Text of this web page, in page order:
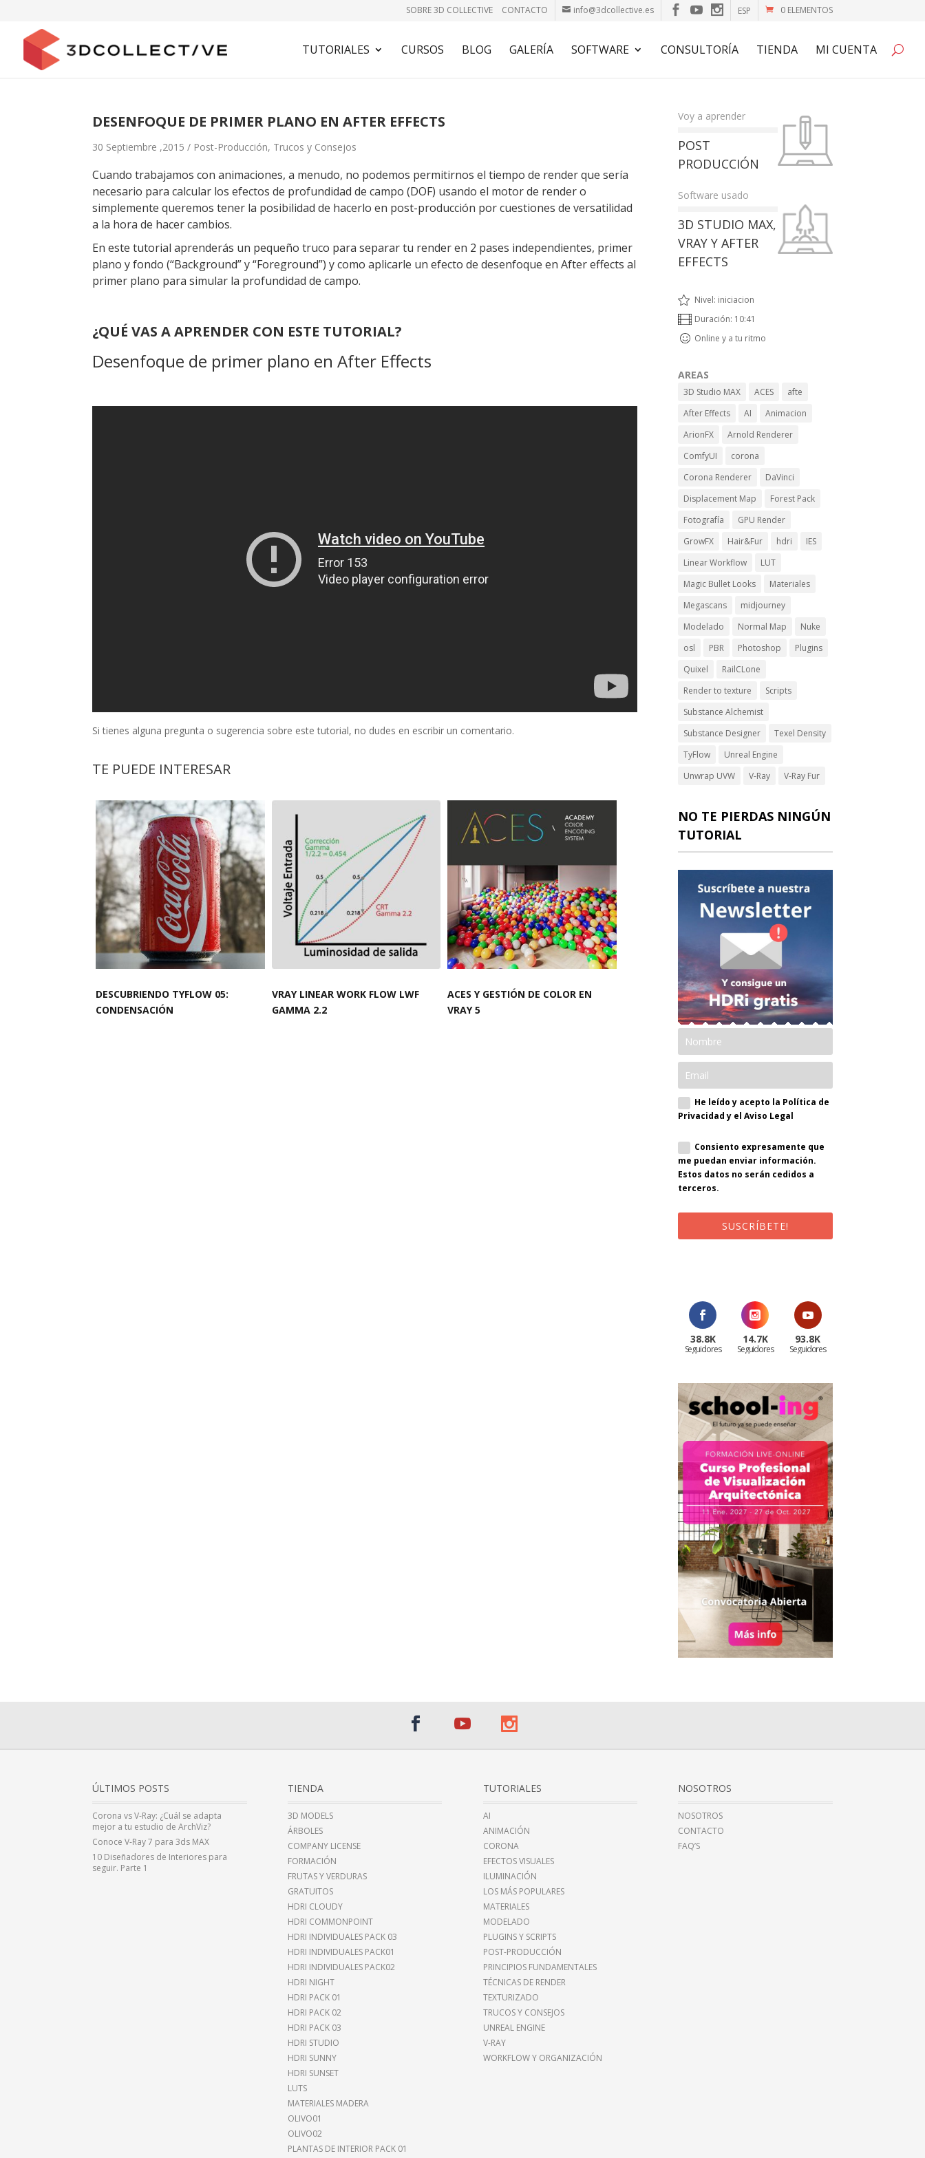
0 ELEMENTOS
ESP
info@3dcollective.es
SOBRE 3D COLLECTIVE CONTACTO
TUTORIALES CURSOS BLOG GALERÍA SOFTWARE CONSULTORÍA TIENDA MI CUENTA
DESENFOQUE DE PRIMER PLANO EN AFTER EFFECTS
30 Septiembre ,2015 / Post-Producción, Trucos y Consejos
Cuando trabajamos con animaciones, a menudo, no podemos permitirnos el tiempo de render que sería
necesario para calcular los efectos de profundidad de campo (DOF) usando el motor de render o
simplemente queremos tener la posibilidad de hacerlo en post-producción por cuestiones de versatilidad
a la hora de hacer cambios.
En este tutorial aprenderás un pequeño truco para separar tu render en 2 pases independientes, primer
plano y fondo (“Background” y “Foreground”) y como aplicarle un efecto de desenfoque en After effects al
primer plano para simular la profundidad de campo.
¿QUÉ VAS A APRENDER CON ESTE TUTORIAL?
Desenfoque de primer plano en After Effects
Si tienes alguna pregunta o sugerencia sobre este tutorial, no dudes en escribir un comentario.
TE PUEDE INTERESAR
DESCUBRIENDO TYFLOW 05:
CONDENSACIÓN
VRAY LINEAR WORK FLOW LWF
GAMMA 2.2
ACES Y GESTIÓN DE COLOR EN
VRAY 5
Voy a aprender
POST
PRODUCCIÓN
Software usado
3D STUDIO MAX,
VRAY Y AFTER
EFFECTS
Nivel: iniciacion
Duración: 10:41
Online y a tu ritmo
AREAS
3D Studio MAX ACES
afte
After Effects
AI
Animacion
ArionFX
Arnold Renderer
ComfyUI
corona
Corona Renderer
DaVinci
Displacement Map
Forest Pack
Fotografía
GPU Render
GrowFX
Hair&Fur hdri
IES
Linear Workflow
LUT
Magic Bullet Looks
Materiales
Megascans
midjourney
Modelado
Normal Map
Nuke
osl
PBR Photoshop
Plugins
Quixel
RailCLone
Render to texture
Scripts
Substance Alchemist
Substance Designer
Texel Density
TyFlow
Unreal Engine
Unwrap UVW
V-Ray V-Ray Fur
NO TE PIERDAS NINGÚN
TUTORIAL
He leído y acepto la Política de
Privacidad y el Aviso Legal
Consiento expresamente que
me puedan enviar información.
Estos datos no serán cedidos a
terceros.
SUSCRÍBETE!
38.8K
Seguidores
14.7K
Seguidores
93.8K
Seguidores
ÚLTIMOS POSTS
Corona vs V-Ray: ¿Cuál se adapta
mejor a tu estudio de ArchViz?
Conoce V-Ray 7 para 3ds MAX
10 Diseñadores de Interiores para
seguir. Parte 1
TIENDA
3D MODELS
ÁRBOLES
COMPANY LICENSE
FORMACIÓN
FRUTAS Y VERDURAS
GRATUITOS
HDRI CLOUDY
HDRI COMMONPOINT
HDRI INDIVIDUALES PACK 03
HDRI INDIVIDUALES PACK01
HDRI INDIVIDUALES PACK02
HDRI NIGHT
HDRI PACK 01
HDRI PACK 02
HDRI PACK 03
HDRI STUDIO
HDRI SUNNY
HDRI SUNSET
LUTS
MATERIALES MADERA
OLIVO01
OLIVO02
PLANTAS DE INTERIOR PACK 01
TUTORIALES
AI
ANIMACIÓN
CORONA
EFECTOS VISUALES
ILUMINACIÓN
LOS MÁS POPULARES
MATERIALES
MODELADO
PLUGINS Y SCRIPTS
POST-PRODUCCIÓN
PRINCIPIOS FUNDAMENTALES
TÉCNICAS DE RENDER
TEXTURIZADO
TRUCOS Y CONSEJOS
UNREAL ENGINE
V-RAY
WORKFLOW Y ORGANIZACIÓN
NOSOTROS
NOSOTROS
CONTACTO
FAQ’S